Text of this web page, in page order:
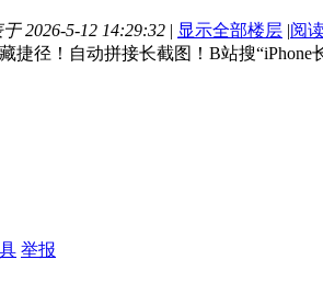
2026-5-12 14:29:32 | 显示全部楼层 |阅
捷径！自动拼接长截图！B站搜
举报